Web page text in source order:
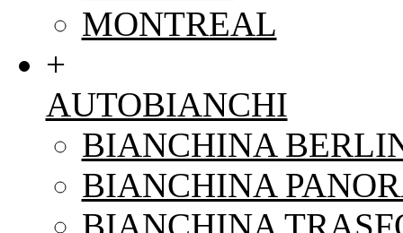
MONTREAL
+
AUTOBIANCHI
BIANCHINA
BIANCHINA